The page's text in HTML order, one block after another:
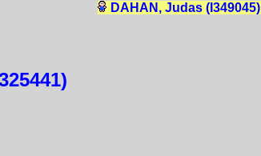
DAHAN, Judas (I349045)